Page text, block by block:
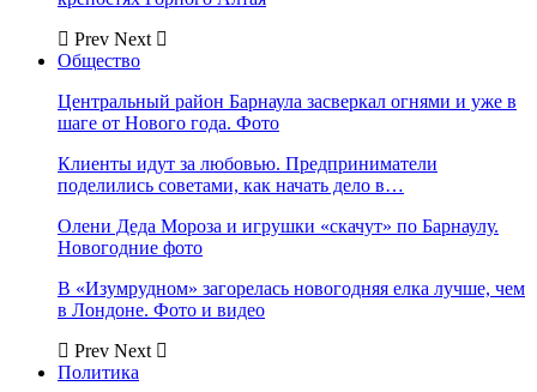
Prev Next
Общество
Центральный район Барнаула засверкал огнями и уже в
шаге от Нового года. Фото
Клиенты идут за любовью. Предприниматели
поделились советами, как начать дело в…
Олени Деда Мороза и игрушки «скачут» по Барнаулу.
Новогодние фото
В «Изумрудном» загорелась новогодняя елка лучше, чем
в Лондоне. Фото и видео
Prev Next
Политика